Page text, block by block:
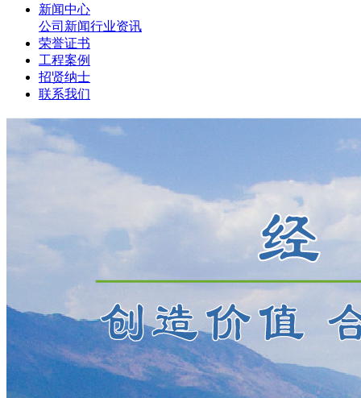
新闻中心
公司新闻行业资讯
荣誉证书
工程案例
招贤纳士
联系我们